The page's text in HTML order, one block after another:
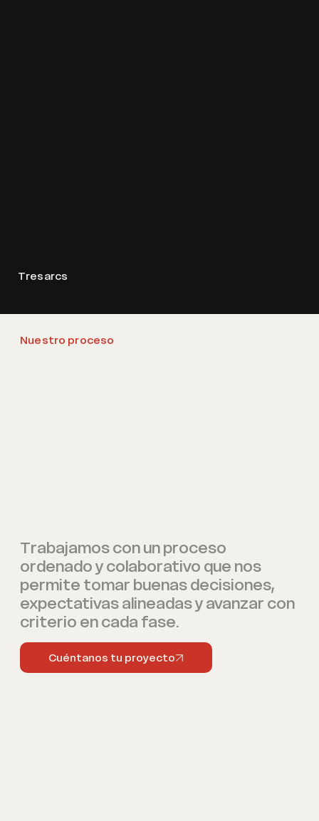
Tresarcs
Nuestro proceso
Trabajamos con un proceso
ordenado y colaborativo que nos
permite tomar buenas decisiones,
expectativas alineadas y avanzar con
criterio en cada fase.
Cuéntanos tu proyecto